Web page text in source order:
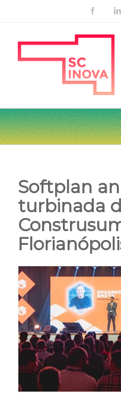
Facebook
Softplan
turbinada
View
Larger
Image